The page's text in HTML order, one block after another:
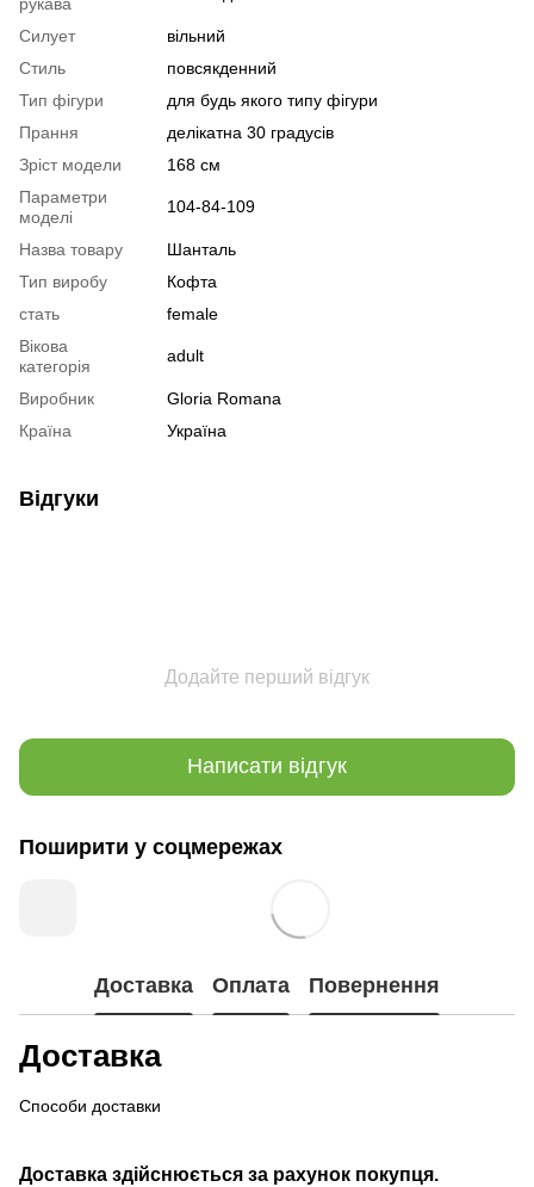
Силует
вільний
Стиль
повсякденний
Тип фігури
для будь якого типу фігури
Прання
делікатна 30 градусів
Зріст модели
168 см
Параметри
моделі
104-84-109
Назва товару
Шанталь
Тип виробу
Кофта
стать
female
Вікова
категорія
adult
Виробник
Gloria Romana
Країна
Україна
Відгуки
Додайте перший відгук
Написати відгук
Поширити у соцмережах
Доставка Оплата Повернення
Доставка
Способи доставки
Доставка здійснюється за рахунок покупця.